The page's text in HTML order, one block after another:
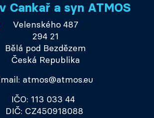
Cankař a syn ATMOS
Velenského 487
294 21
Bělá pod Bezdězem
Česká Republika
atmos@atmos.eu
IČO: 113 033 44
DIČ: CZ450918088